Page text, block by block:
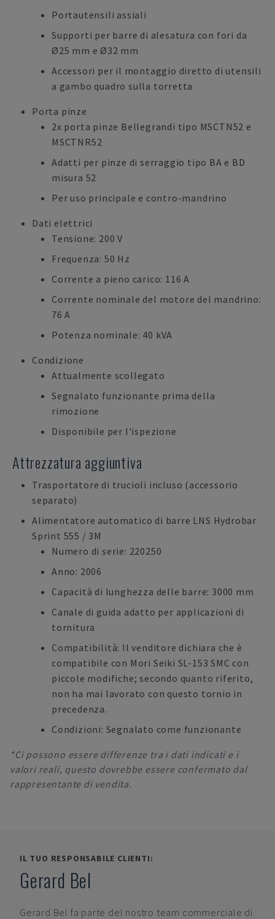
Portautensili assiali
Supporti per barre di alesatura con fori da
Ø25 mm e Ø32 mm
Accessori per il montaggio diretto di utensili
a gambo quadro sulla torretta
Porta pinze
2x porta pinze Bellegrandi tipo MSCTN52 e
MSCTNR52
Adatti per pinze di serraggio tipo BA e BD
misura 52
Per uso principale e contro-mandrino
Dati elettrici
Tensione: 200 V
Frequenza: 50 Hz
Corrente a pieno carico: 116 A
Corrente nominale del motore del mandrino:
76 A
Potenza nominale: 40 kVA
Condizione
Attualmente scollegato
Segnalato funzionante prima della
rimozione
Disponibile per l'ispezione
Attrezzatura aggiuntiva
Trasportatore di trucioli incluso (accessorio
separato)
Alimentatore automatico di barre LNS Hydrobar
Sprint 555 / 3M
Numero di serie: 220250
Anno: 2006
Capacità di lunghezza delle barre: 3000 mm
Canale di guida adatto per applicazioni di
tornitura
Compatibilità: Il venditore dichiara che è
compatibile con Mori Seiki SL-153 SMC con
piccole modifiche; secondo quanto riferito,
non ha mai lavorato con questo tornio in
precedenza.
Condizioni: Segnalato come funzionante
*Ci possono essere differenze tra i dati indicati e i
valori reali, questo dovrebbe essere confermato dal
rappresentante di vendita.
IL TUO RESPONSABILE CLIENTI:
Gerard Bel
Gerard Bel fa parte del nostro team commerciale di